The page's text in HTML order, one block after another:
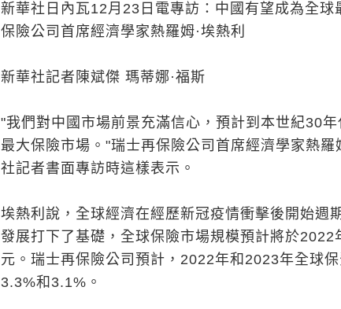
新華社日內瓦12月23日電專訪：中國有望成為全球
保險公司首席經濟學家熱羅姆·埃熱利
新華社記者陳斌傑 瑪蒂娜·福斯
"我們對中國市場前景充滿信心，預計到本世紀30
最大保險市場。"瑞士再保險公司首席經濟學家熱羅
社記者書面專訪時這樣表示。
埃熱利說，全球經濟在經歷新冠疫情衝擊後開始週
發展打下了基礎，全球保險市場規模預計將於2022
元。瑞士再保險公司預計，2022年和2023年全球
3.3%和3.1%。